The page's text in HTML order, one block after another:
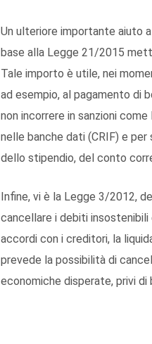
Un ulteriore importante aiuto
base alla Legge 21/2015
Tale importo è utile, nei
ad esempio, al pagamento di
non incorrere in sanzioni
nelle banche dati (CRIF) e
dello stipendio, del conto
Infine, vi è la Legge 3/2012,
cancellare i debiti
accordi con i creditori, la
prevede la possibilità di
economiche disperate, privi